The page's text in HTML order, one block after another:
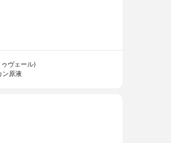
ヴェール)
ン原液